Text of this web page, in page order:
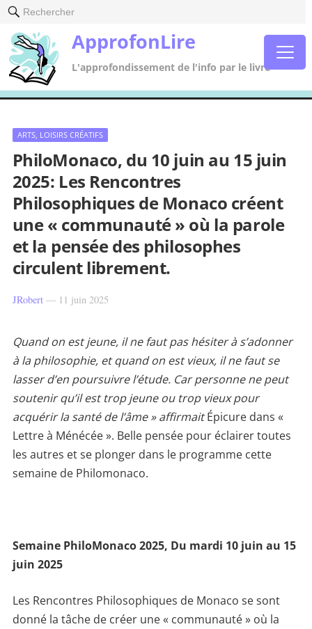
Rechercher
ApprofonLire
L'approfondissement de l'info par le livre
ARTS, LOISIRS CRÉATIFS
PhiloMonaco, du 10 juin au 15 juin
2025: Les Rencontres
Philosophiques de Monaco créent
une « communauté » où la parole
et la pensée des philosophes
circulent librement.
JRobert— 11 juin 2025
Quand on est jeune, il ne faut pas hésiter à s’adonner
à la philosophie, et quand on est vieux, il ne faut se
lasser d’en poursuivre l’étude. Car personne ne peut
soutenir qu’il est trop jeune ou trop vieux pour
acquérir la santé de l’âme » affirmaitÉpicure dans «
Lettre à Ménécée ». Belle pensée pour éclairer toutes
les autres et se plonger dans le programme cette
semaine de Philomonaco.
Semaine PhiloMonaco 2025, Du mardi 10 juin au 15
juin 2025
Les Rencontres Philosophiques de Monaco se sont
donné la tâche de créer une « communauté » où la